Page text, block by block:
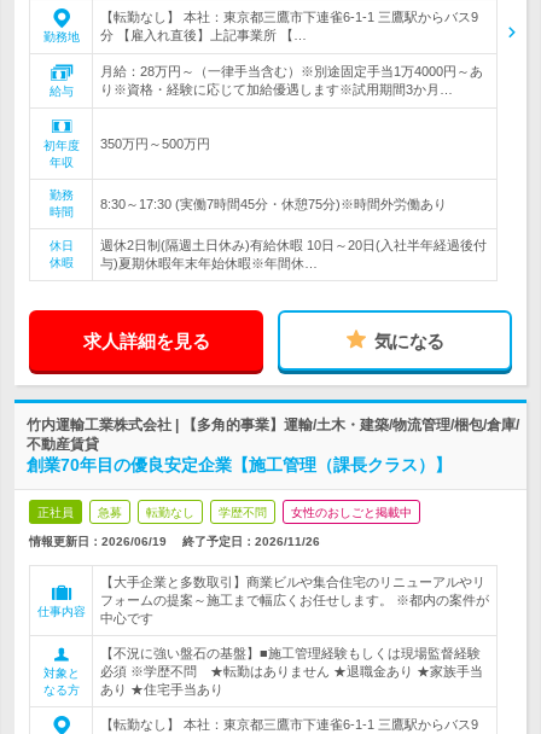
勤務地
【転勤なし】 本社：東京都三鷹市下連雀6-1-1 三鷹駅からバス9
分 【雇入れ直後】上記事業所 【…
給与
月給：28万円～（一律手当含む）※別途固定手当1万4000円～あ
り※資格・経験に応じて加給優遇します※試用期間3か月…
初年度
年収
350万円～500万円
勤務
時間
8:30～17:30 (実働7時間45分・休憩75分)※時間外労働あり
休日
休暇
週休2日制(隔週土日休み)有給休暇 10日～20日(入社半年経過後付
与)夏期休暇年末年始休暇※年間休…
求人詳細を見る 気になる
竹内運輸工業株式会社 | 【多角的事業】運輸/土木・建築/物流管理/梱包/倉庫/
不動産賃貸
創業70年目の優良安定企業【施工管理（課長クラス）】
正社員 急募 転勤なし 学歴不問 女性のおしごと掲載中
情報更新日：2026/06/19 終了予定日： 2026/11/26
仕事内容
【大手企業と多数取引】商業ビルや集合住宅のリニューアルやリ
フォームの提案～施工まで幅広くお任せします。 ※都内の案件が
中心です
対象と
なる方
【不況に強い盤石の基盤】■施工管理経験もしくは現場監督経験
必須 ※学歴不問 ★転勤はありません ★退職金あり ★家族手当
あり ★住宅手当あり
【転勤なし】 本社：東京都三鷹市下連雀6-1-1 三鷹駅からバス9